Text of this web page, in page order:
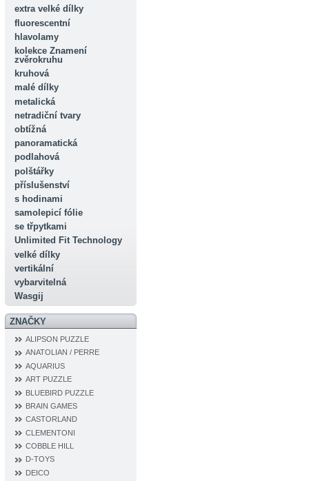
extra velké dílky
fluorescentní
hlavolamy
kolekce Znamení
zvěrokruhu
kruhová
malé dílky
metalická
netradiční tvary
obtížná
panoramatická
podlahová
polštářky
příslušenství
s hodinami
samolepicí fólie
se třpytkami
Unlimited Fit Technology
velké dílky
vertikální
vybarvitelná
Wasgij
ZNAČKY
ALIPSON PUZZLE
ANATOLIAN / PERRE
AQUARIUS
ART PUZZLE
BLUEBIRD PUZZLE
BRAIN GAMES
CASTORLAND
CLEMENTONI
COBBLE HILL
D‐TOYS
DEICO